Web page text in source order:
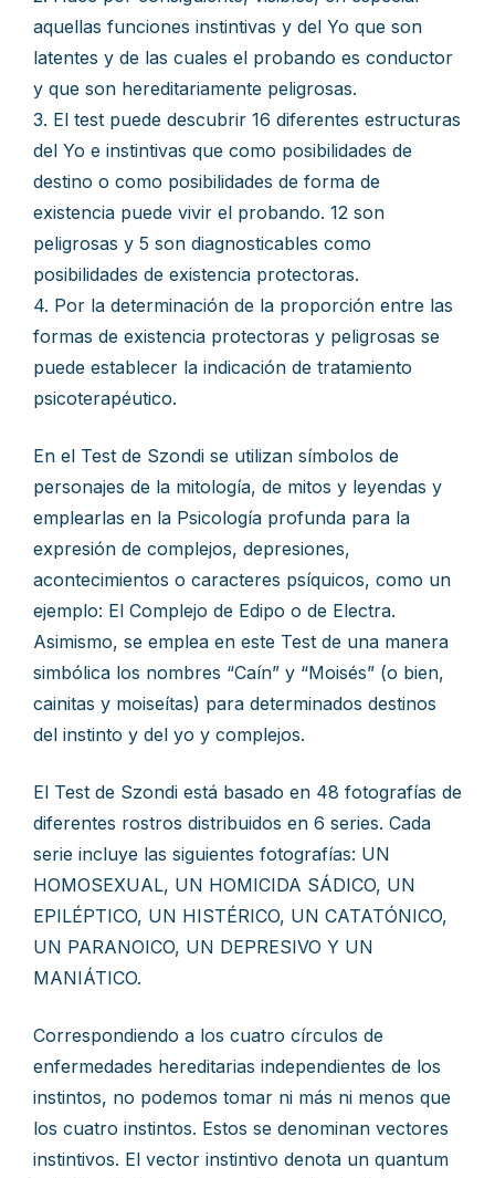
aquellas funciones instintivas y del Yo que son
latentes y de las cuales el probando es conductor
y que son hereditariamente peligrosas.
3. El test puede descubrir 16 diferentes estructuras
del Yo e instintivas que como posibilidades de
destino o como posibilidades de forma de
existencia puede vivir el probando. 12 son
peligrosas y 5 son diagnosticables como
posibilidades de existencia protectoras.
4. Por la determinación de la proporción entre las
formas de existencia protectoras y peligrosas se
puede establecer la indicación de tratamiento
psicoterapéutico.
En el Test de Szondi se utilizan símbolos de
personajes de la mitología, de mitos y leyendas y
emplearlas en la Psicología profunda para la
expresión de complejos, depresiones,
acontecimientos o caracteres psíquicos, como un
ejemplo: El Complejo de Edipo o de Electra.
Asimismo, se emplea en este Test de una manera
simbólica los nombres “Caín” y “Moisés” (o bien,
cainitas y moiseítas) para determinados destinos
del instinto y del yo y complejos.
El Test de Szondi está basado en 48 fotografías de
diferentes rostros distribuidos en 6 series. Cada
serie incluye las siguientes fotografías: UN
HOMOSEXUAL, UN HOMICIDA SÁDICO, UN
EPILÉPTICO, UN HISTÉRICO, UN CATATÓNICO,
UN PARANOICO, UN DEPRESIVO Y UN
MANIÁTICO.
Correspondiendo a los cuatro círculos de
enfermedades hereditarias independientes de los
instintos, no podemos tomar ni más ni menos que
los cuatro instintos. Estos se denominan vectores
instintivos. El vector instintivo denota un quantum